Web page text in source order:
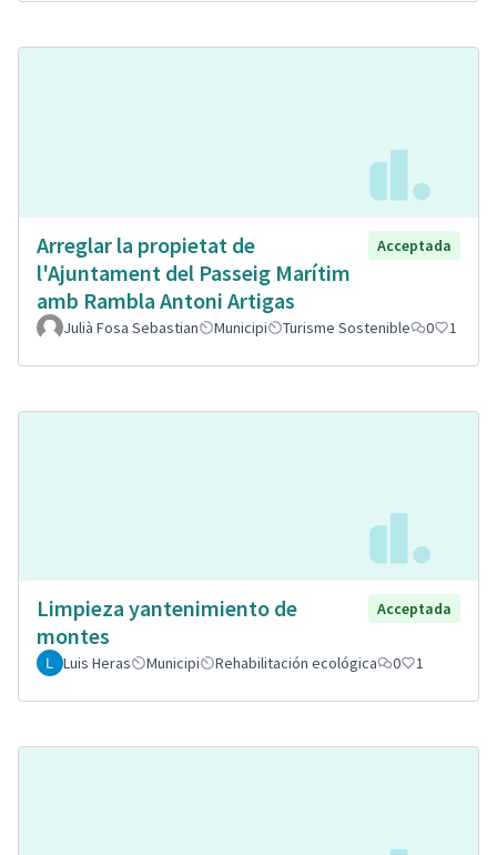
Arreglar la propietat de
l'Ajuntament del Passeig Marítim
amb Rambla Antoni Artigas
Acceptada
Julià Fosa Sebastian Municipi Turisme Sostenible 0 1
Limpieza yantenimiento de
montes
Acceptada
Luis Heras Municipi Rehabilitación ecológica 0 1